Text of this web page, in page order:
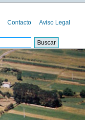
Contacto Aviso Legal